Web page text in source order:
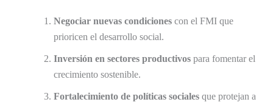
Negociar nuevas condiciones con el FMI que
prioricen el desarrollo social.
Inversión en sectores productivos para fomentar el
crecimiento sostenible.
Fortalecimiento de políticas sociales que protejan a